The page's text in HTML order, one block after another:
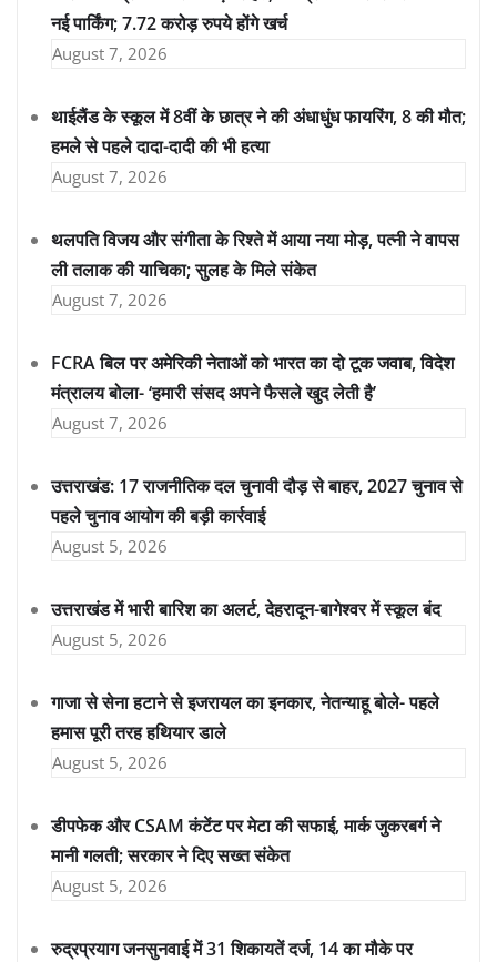
नई पार्किंग; 7.72 करोड़ रुपये होंगे खर्च
August 7, 2026
थाईलैंड के स्कूल में 8वीं के छात्र ने की अंधाधुंध फायरिंग, 8 की मौत;
हमले से पहले दादा-दादी की भी हत्या
August 7, 2026
थलपति विजय और संगीता के रिश्ते में आया नया मोड़, पत्नी ने वापस
ली तलाक की याचिका; सुलह के मिले संकेत
August 7, 2026
FCRA बिल पर अमेरिकी नेताओं को भारत का दो टूक जवाब, विदेश
मंत्रालय बोला- ‘हमारी संसद अपने फैसले खुद लेती है’
August 7, 2026
उत्तराखंड: 17 राजनीतिक दल चुनावी दौड़ से बाहर, 2027 चुनाव से
पहले चुनाव आयोग की बड़ी कार्रवाई
August 5, 2026
उत्तराखंड में भारी बारिश का अलर्ट, देहरादून-बागेश्वर में स्कूल बंद
August 5, 2026
गाजा से सेना हटाने से इजरायल का इनकार, नेतन्याहू बोले- पहले
हमास पूरी तरह हथियार डाले
August 5, 2026
डीपफेक और CSAM कंटेंट पर मेटा की सफाई, मार्क जुकरबर्ग ने
मानी गलती; सरकार ने दिए सख्त संकेत
August 5, 2026
रुद्रप्रयाग जनसुनवाई में 31 शिकायतें दर्ज, 14 का मौके पर